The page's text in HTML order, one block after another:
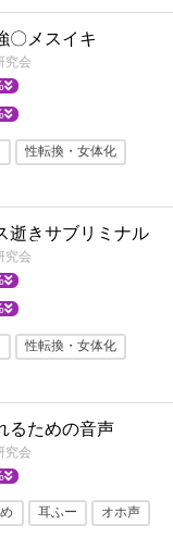
〇メスイキ
究会
性転換・女体化
ASMR
ささやき
逝きサブリミナル
究会
性転換・女体化
子
ささやき
るための音声
究会
耳ふー オホ声